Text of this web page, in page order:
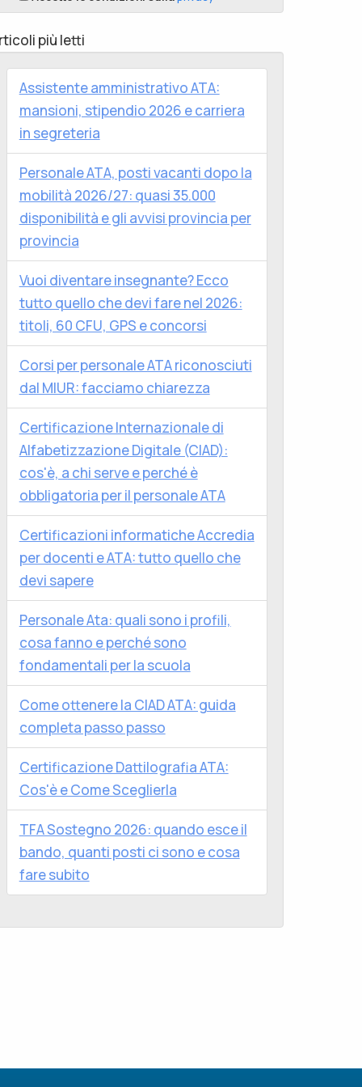
più letti
Assistente amministrativo ATA:
mansioni, stipendio 2026 e carriera
in segreteria
Personale ATA, posti vacanti dopo la
mobilità 2026/27: quasi 35.000
disponibilità e gli avvisi provincia per
provincia
Vuoi diventare insegnante? Ecco
tutto quello che devi fare nel 2026:
titoli, 60 CFU, GPS e concorsi
Corsi per personale ATA riconosciuti
dal MIUR: facciamo chiarezza
Certificazione Internazionale di
Alfabetizzazione Digitale (CIAD):
cos'è, a chi serve e perché è
obbligatoria per il personale ATA
Certificazioni informatiche Accredia
per docenti e ATA: tutto quello che
devi sapere
Personale Ata: quali sono i profili,
cosa fanno e perché sono
fondamentali per la scuola
Come ottenere la CIAD ATA: guida
completa passo passo
Certificazione Dattilografia ATA:
Cos'è e Come Sceglierla
TFA Sostegno 2026: quando esce il
bando, quanti posti ci sono e cosa
fare subito